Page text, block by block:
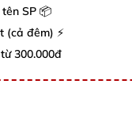
SP 📦
(cả đêm) ⚡
300.000đ